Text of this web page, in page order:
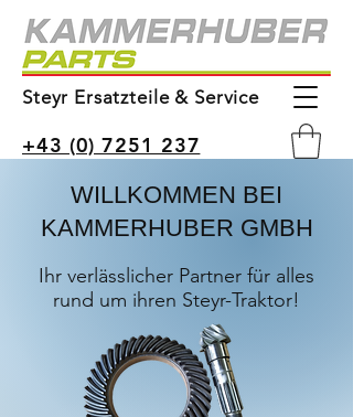
Steyr Ersatzteile & Service
+43 (0) 7251 237
WILLKOMMEN BEI
KAMMERHUBER GMBH
Ihr verlässlicher Partner für alles
rund um ihren Steyr-Traktor!